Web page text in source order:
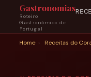
Gastronomias
Roteiro
Gastronómico de
Portugal
Home › Receitas do